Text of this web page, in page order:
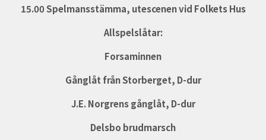
15.00 Spelmansstämma, utescenen vid Folkets Hus
Allspelslåtar:
Forsaminnen
Gånglåt från Storberget, D-dur
J.E. Norgrens gånglåt, D-dur
Delsbo brudmarsch